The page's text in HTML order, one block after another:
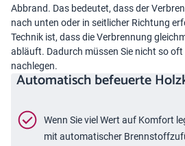
Abbrand. Das bedeutet, dass der
nach unten oder in seitlicher Richtung
Technik ist, dass die Verbrennung
abläuft. Dadurch müssen Sie nicht so oft
nachlegen.
Automatisch befeuerte
Wenn Sie viel Wert auf Komfort
mit automatischer